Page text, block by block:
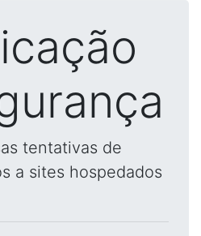
tentativas de
a sites hospedados